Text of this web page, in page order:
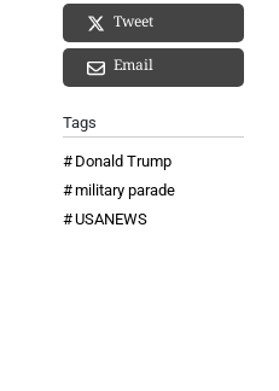
Tweet
Email
Tags
Donald Trump
military parade
USANEWS